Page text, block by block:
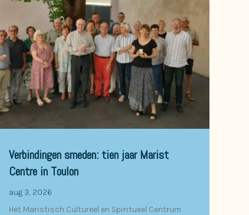
Verbindingen smeden: tien jaar Marist
Centre in Toulon
aug 3, 2026
Het Maristisch Cultureel en Spiritueel Centrum